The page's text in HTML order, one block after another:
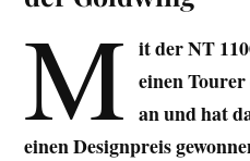
M it der NT
einen
an und hat
einen Designpreis